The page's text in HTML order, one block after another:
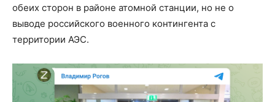
обеих сторон в районе атомной станции, но не о
выводе российского военного контингента с
территории АЭС.